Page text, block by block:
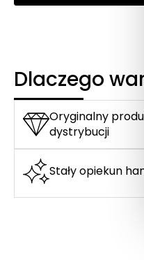
Dlaczego
Oryginalny
dystrybucji
Stały opiekun